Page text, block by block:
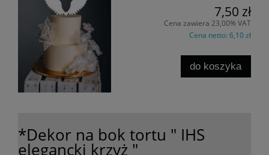
7,50 zł
Cena zawiera 23,00% VAT
Cena netto: 6,10 zł
do koszyka
*Dekor na bok tortu " IHS
elegancki krzyż "